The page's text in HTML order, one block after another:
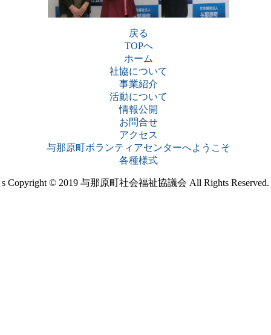
s
戻る
TOPへ
ホーム
社協について
事業紹介
活動について
情報公開
お問合せ
アクセス
与那原町ボランティアセンターへようこそ
各種様式
Copyright © 2019 与那原町社会福祉協議会 All Rights Reserved.